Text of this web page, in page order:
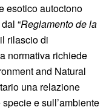
esotico autoctono
“Reglamento de la
rilascio di
normativa richiede
and Natural
una relazione
e sull’ambiente